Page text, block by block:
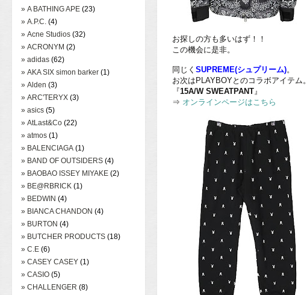
» A BATHING APE (23)
» A.P.C. (4)
» Acne Studios (32)
» ACRONYM (2)
» adidas (62)
» AKA SIX simon barker (1)
» Alden (3)
» ARC'TERYX (3)
» asics (5)
» AtLast&Co (22)
» atmos (1)
» BALENCIAGA (1)
» BAND OF OUTSIDERS (4)
» BAOBAO ISSEY MIYAKE (2)
» BE@RBRICK (1)
» BEDWIN (4)
» BIANCA CHANDON (4)
» BURTON (4)
» BUTCHER PRODUCTS (18)
» C.E (6)
» CASEY CASEY (1)
» CASIO (5)
» CHALLENGER (8)
お探しの方も多いはず！！
この機会に是非。
同じく SUPREME(シュプリーム)。
お次はPLAYBOYとのコラボアイテム。
『15A/W SWEATPANT』
⇒ オンラインページはこちら